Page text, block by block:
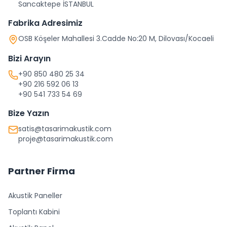
Sancaktepe İSTANBUL
Fabrika Adresimiz
OSB Köşeler Mahallesi 3.Cadde No:20 M, Dilovası/Kocaeli
Bizi Arayın
+90 850 480 25 34
+90 216 592 06 13
+90 541 733 54 69
Bize Yazın
satis@tasarimakustik.com
proje@tasarimakustik.com
Partner Firma
Akustik Paneller
Toplantı Kabini